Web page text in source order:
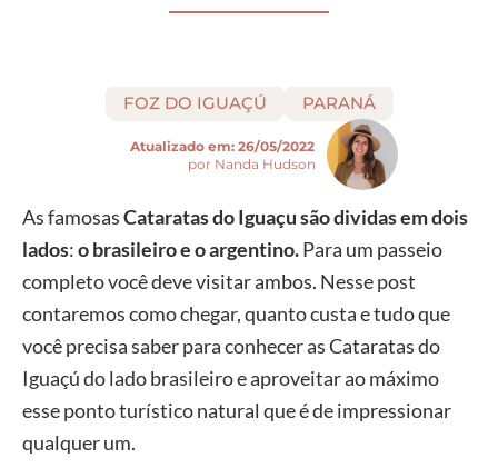
FOZ DO IGUAÇÚ PARANÁ
Atualizado em: 26/05/2022
por Nanda Hudson
As famosasCataratas do Iguaçu são dividas em dois
lados:o brasileiro e o argentino.Para um passeio
completo você deve visitar ambos. Nesse post
contaremos como chegar, quanto custa e tudo que
você precisa saber para conhecer as Cataratas do
Iguaçú do lado brasileiro e aproveitar ao máximo
esse ponto turístico natural que é de impressionar
qualquer um.